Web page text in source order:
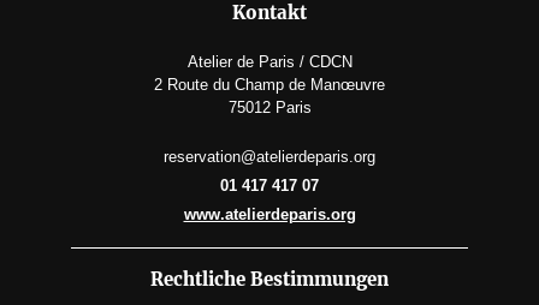
Kontakt
Atelier de Paris / CDCN
2 Route du Champ de Manœuvre
75012 Paris
reservation@atelierdeparis.org
01 417 417 07
www.atelierdeparis.org
Rechtliche Bestimmungen